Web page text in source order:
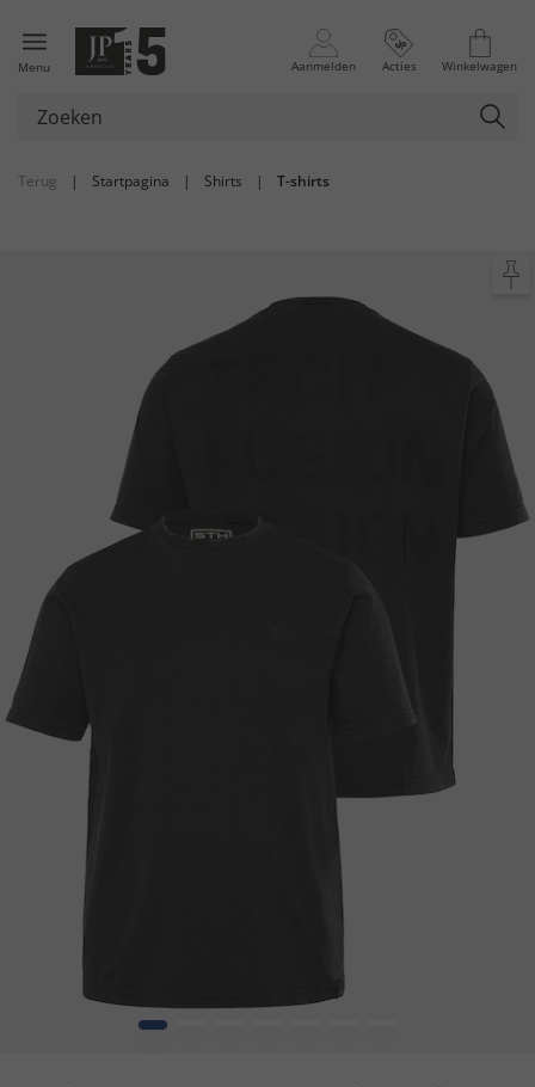
Menu Aanmelden Acties Winkelwagen
Terug | Startpagina | Shirts | T-shirts
1